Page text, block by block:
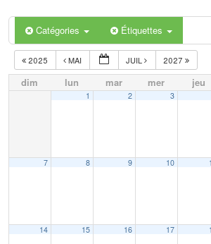
Catégories Étiquettes
2025 MAI JUIL 2027
dim lun mar mer jeu
1 2 3
7 8 9 10
14 15 16 17